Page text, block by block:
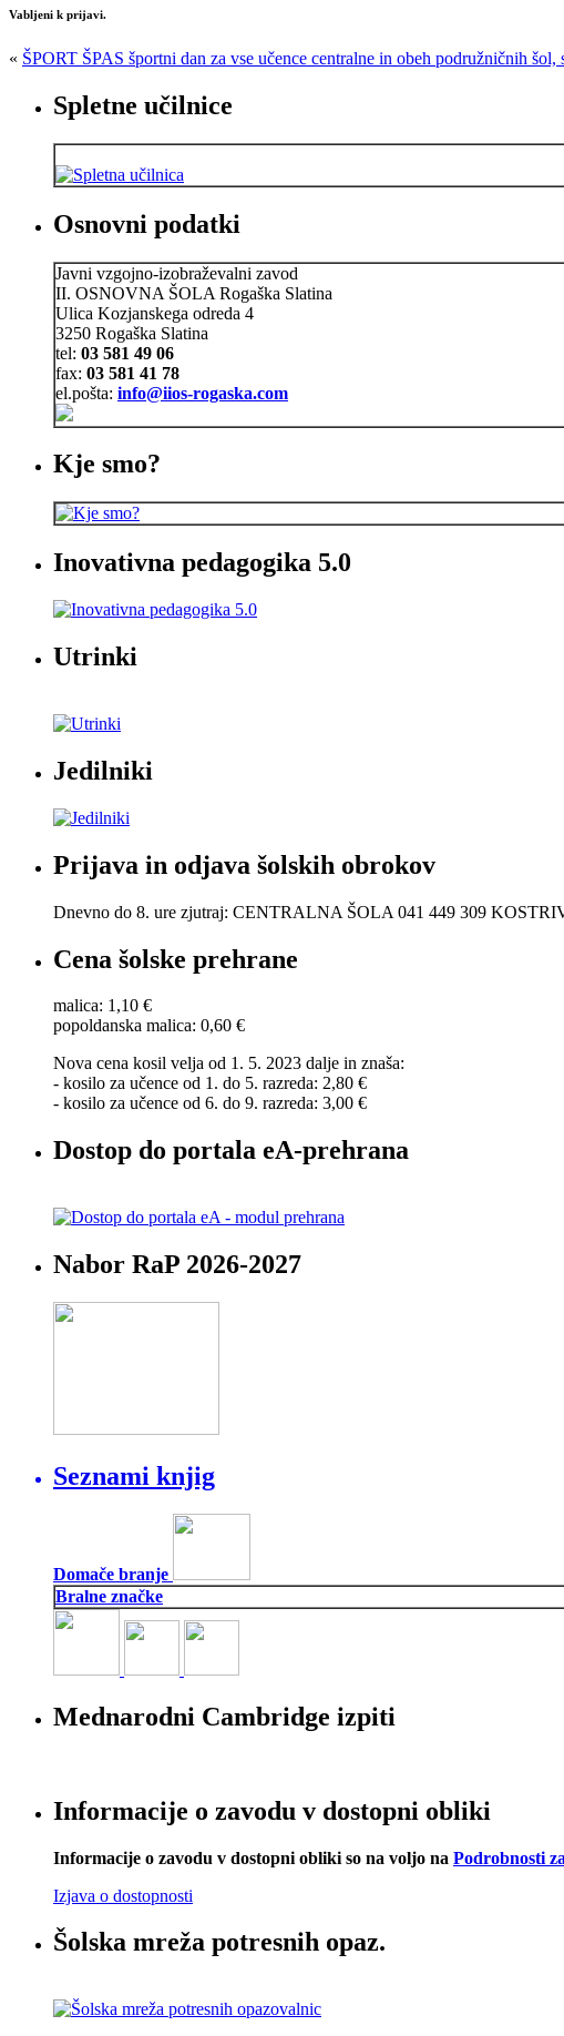
Vabljeni k prijavi.
« ŠPORT ŠPAS športni dan za vse učence centralne in obeh podružničnih šol,
Spletne učilnice
Osnovni podatki
Javni vzgojno-izobraževalni zavod
II. OSNOVNA ŠOLA Rogaška Slatina
Ulica Kozjanskega odreda 4
3250 Rogaška Slatina
tel: 03 581 49 06
fax: 03 581 41 78
el.pošta: info@iios-rogaska.com
Kje smo?
Inovativna pedagogika 5.0
Utrinki
Jedilniki
Prijava in odjava šolskih obrokov
Dnevno do 8. ure zjutraj: CENTRALNA ŠOLA 041 449 309
Cena šolske prehrane
malica: 1,10 €
popoldanska malica: 0,60 €
Nova cena kosil velja od 1. 5. 2023 dalje in znaša:
- kosilo za učence od 1. do 5. razreda: 2,80 €
- kosilo za učence od 6. do 9. razreda: 3,00 €
Dostop do portala eA-prehrana
Nabor RaP 2026-2027
Seznami knjig
Domače branje
Bralne značke
Mednarodni Cambridge izpiti
Informacije o zavodu v dostopni obliki
Informacije o zavodu v dostopni obliki so na voljo na Podrobnosti
Izjava o dostopnosti
Šolska mreža potresnih opaz.